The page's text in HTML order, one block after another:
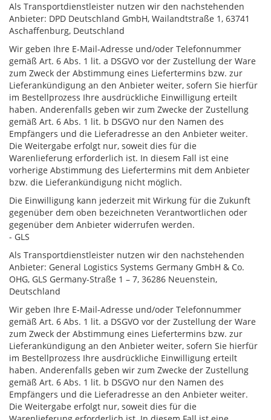
Als Transportdienstleister nutzen wir den nachstehenden
Anbieter: DPD Deutschland GmbH, Wailandtstraße 1, 63741
Aschaffenburg, Deutschland
Wir geben Ihre E-Mail-Adresse und/oder Telefonnummer
gemäß Art. 6 Abs. 1 lit. a DSGVO vor der Zustellung der Ware
zum Zweck der Abstimmung eines Liefertermins bzw. zur
Lieferankündigung an den Anbieter weiter, sofern Sie hierfür
im Bestellprozess Ihre ausdrückliche Einwilligung erteilt
haben. Anderenfalls geben wir zum Zwecke der Zustellung
gemäß Art. 6 Abs. 1 lit. b DSGVO nur den Namen des
Empfängers und die Lieferadresse an den Anbieter weiter.
Die Weitergabe erfolgt nur, soweit dies für die
Warenlieferung erforderlich ist. In diesem Fall ist eine
vorherige Abstimmung des Liefertermins mit dem Anbieter
bzw. die Lieferankündigung nicht möglich.
Die Einwilligung kann jederzeit mit Wirkung für die Zukunft
gegenüber dem oben bezeichneten Verantwortlichen oder
gegenüber dem Anbieter widerrufen werden.
- GLS
Als Transportdienstleister nutzen wir den nachstehenden
Anbieter: General Logistics Systems Germany GmbH & Co.
OHG, GLS Germany-Straße 1 – 7, 36286 Neuenstein,
Deutschland
Wir geben Ihre E-Mail-Adresse und/oder Telefonnummer
gemäß Art. 6 Abs. 1 lit. a DSGVO vor der Zustellung der Ware
zum Zweck der Abstimmung eines Liefertermins bzw. zur
Lieferankündigung an den Anbieter weiter, sofern Sie hierfür
im Bestellprozess Ihre ausdrückliche Einwilligung erteilt
haben. Anderenfalls geben wir zum Zwecke der Zustellung
gemäß Art. 6 Abs. 1 lit. b DSGVO nur den Namen des
Empfängers und die Lieferadresse an den Anbieter weiter.
Die Weitergabe erfolgt nur, soweit dies für die